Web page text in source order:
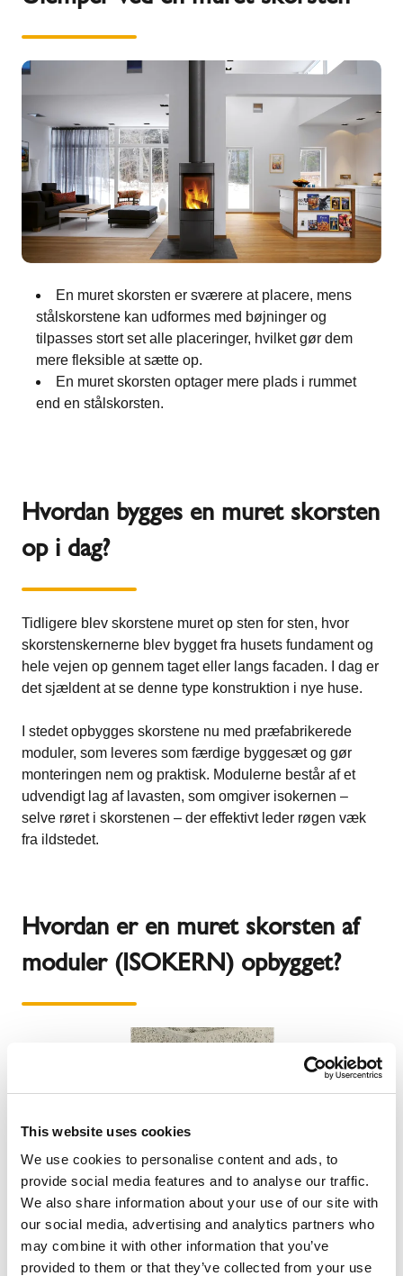
This website uses cookies
We use cookies to personalise content and ads, to
provide social media features and to analyse our traffic.
We also share information about your use of our site with
our social media, advertising and analytics partners who
may combine it with other information that you’ve
provided to them or that they’ve collected from your use
En muret skorsten er sværere at placere, mens
stålskorstene kan udformes med bøjninger og
tilpasses stort set alle placeringer, hvilket gør dem
mere fleksible at sætte op.
En muret skorsten optager mere plads i rummet
end en stålskorsten.
Hvordan bygges en muret skorsten
op i dag?
Tidligere blev skorstene muret op sten for sten, hvor
skorstenskernerne blev bygget fra husets fundament og
hele vejen op gennem taget eller langs facaden. I dag er
det sjældent at se denne type konstruktion i nye huse.
I stedet opbygges skorstene nu med præfabrikerede
moduler, som leveres som færdige byggesæt og gør
monteringen nem og praktisk. Modulerne består af et
udvendigt lag af lavasten, som omgiver isokernen –
selve røret i skorstenen – der effektivt leder røgen væk
fra ildstedet.
Hvordan er en muret skorsten af
moduler (ISOKERN) opbygget?